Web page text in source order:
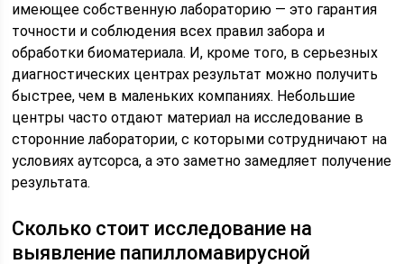
имеющее собственную лабораторию — это гарантия
точности и соблюдения всех правил забора и
обработки биоматериала. И, кроме того, в серьезных
диагностических центрах результат можно получить
быстрее, чем в маленьких компаниях. Небольшие
центры часто отдают материал на исследование в
сторонние лаборатории, с которыми сотрудничают на
условиях аутсорса, а это заметно замедляет получение
результата.
Сколько стоит исследование на
выявление папилломавирусной